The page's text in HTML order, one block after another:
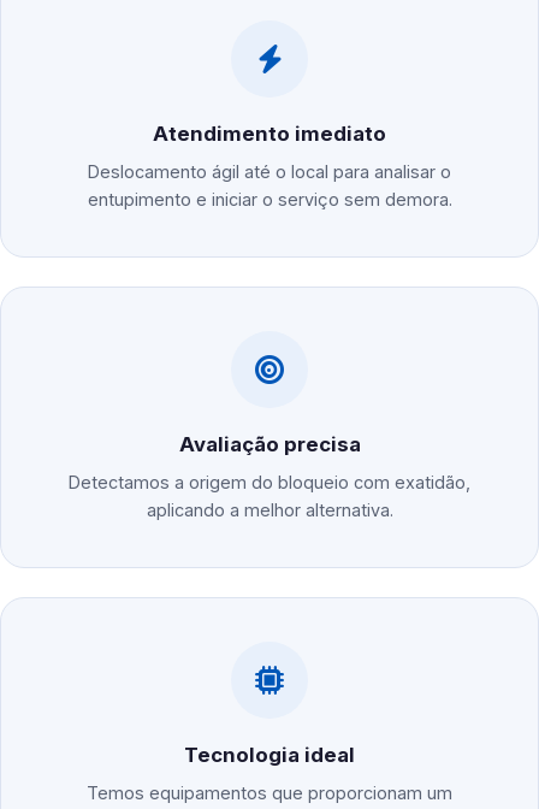
Atendimento imediato
Deslocamento ágil até o local para analisar o
entupimento e iniciar o serviço sem demora.
Avaliação precisa
Detectamos a origem do bloqueio com exatidão,
aplicando a melhor alternativa.
Tecnologia ideal
Temos equipamentos que proporcionam um